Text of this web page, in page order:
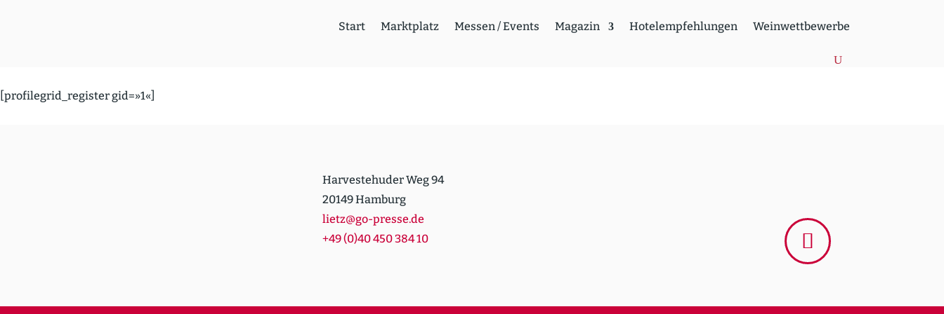
Start Markt­platz Messen / Events Magazin Hotel­emp­feh­lungen Weinwett­be­werbe
[profilegrid_register gid=»1«]
Harvestehuder Weg 94
20149 Hamburg
lietz@go-presse.de
+49 (0)40 450 384 10